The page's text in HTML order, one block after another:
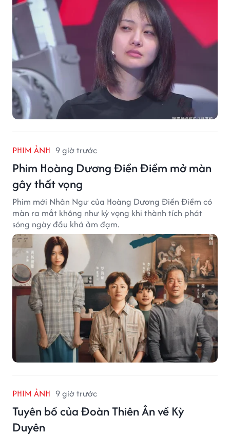
PHIM ẢNH 9 giờ trước
Phim Hoàng Dương Điền Điềm mở màn
gây thất vọng
Phim mới Nhân Ngư của Hoàng Dương Điền Điềm có
màn ra mắt không như kỳ vọng khi thành tích phát
sóng ngày đầu khá ảm đạm.
PHIM ẢNH 9 giờ trước
Tuyên bố của Đoàn Thiên Ân về Kỳ
Duyên